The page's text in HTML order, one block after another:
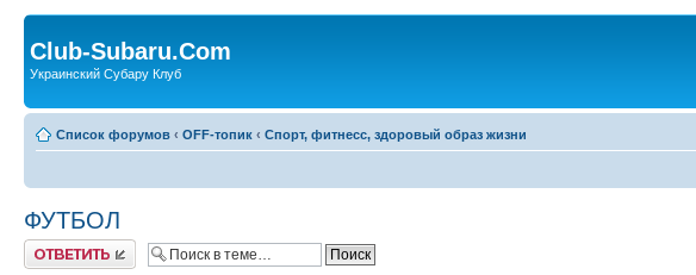
Club-Subaru.Com
Украинский Субару Клуб
Список форумов ‹ OFF-топик ‹ Спорт, фитнесс, здоровый образ жизни
ФУТБОЛ
Ответить